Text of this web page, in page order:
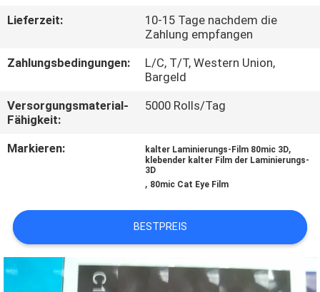
KONTAKT
UNS
BITTE UM
SITEMAP
PRIVACY
POLICY
Lieferzeit:
10-15 Tage nachdem die
Zahlung empfangen
Zahlungsbedingungen:
L/C, T/T, Western Union,
Bargeld
Versorgungsmaterial-
Fähigkeit:
5000 Rolls/Tag
Markieren: kalter Laminierungs-Film 80mic 3D,
klebender kalter Film der Laminierungs-
3D
, 80mic Cat Eye Film
BESTPREIS